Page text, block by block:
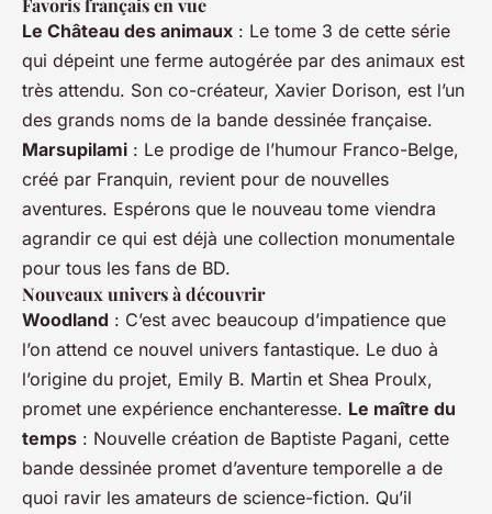
Favoris français en vue
Le Château des animaux : Le tome 3 de cette série
qui dépeint une ferme autogérée par des animaux est
très attendu. Son co-créateur, Xavier Dorison, est l’un
des grands noms de la bande dessinée française.
Marsupilami : Le prodige de l’humour Franco-Belge,
créé par Franquin, revient pour de nouvelles
aventures. Espérons que le nouveau tome viendra
agrandir ce qui est déjà une collection monumentale
pour tous les fans de BD.
Nouveaux univers à découvrir
Woodland : C’est avec beaucoup d’impatience que
l’on attend ce nouvel univers fantastique. Le duo à
l’origine du projet, Emily B. Martin et Shea Proulx,
promet une expérience enchanteresse. Le maître du
temps : Nouvelle création de Baptiste Pagani, cette
bande dessinée promet d’aventure temporelle a de
quoi ravir les amateurs de science-fiction. Qu’il